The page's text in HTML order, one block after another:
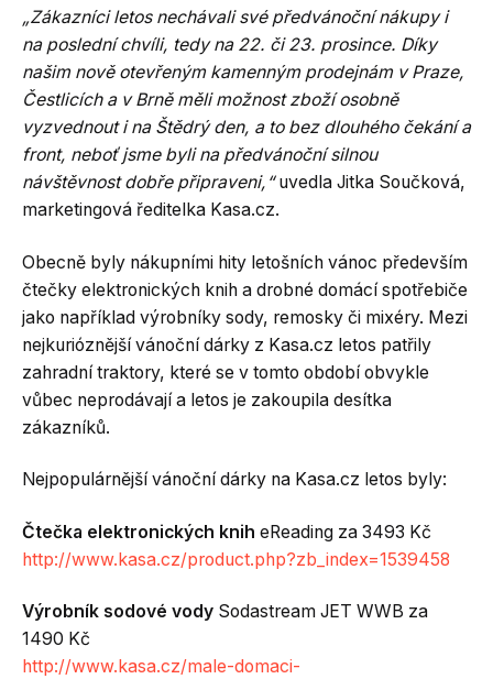
„Zákazníci letos nechávali své předvánoční nákupy i
na poslední chvíli, tedy na 22. či 23. prosince. Díky
našim nově otevřeným kamenným prodejnám v Praze,
Čestlicích a v Brně měli možnost zboží osobně
vyzvednout i na Štědrý den, a to bez dlouhého čekání a
front, neboť jsme byli na předvánoční silnou
návštěvnost dobře připraveni,“uvedla Jitka Součková,
marketingová ředitelka Kasa.cz.
Obecně byly nákupními hity letošních vánoc především
čtečky elektronických knih a drobné domácí spotřebiče
jako například výrobníky sody, remosky či mixéry. Mezi
nejkurióznější vánoční dárky z Kasa.cz letos patřily
zahradní traktory, které se v tomto období obvykle
vůbec neprodávají a letos je zakoupila desítka
zákazníků.
Nejpopulárnější vánoční dárky na Kasa.cz letos byly:
Čtečka elektronických knih eReading za 3493 Kč
http://www.kasa.cz/product.php?zb_index=1539458
Výrobník sodové vody Sodastream JET WWB za
1490 Kč
http://www.kasa.cz/male-domaci-